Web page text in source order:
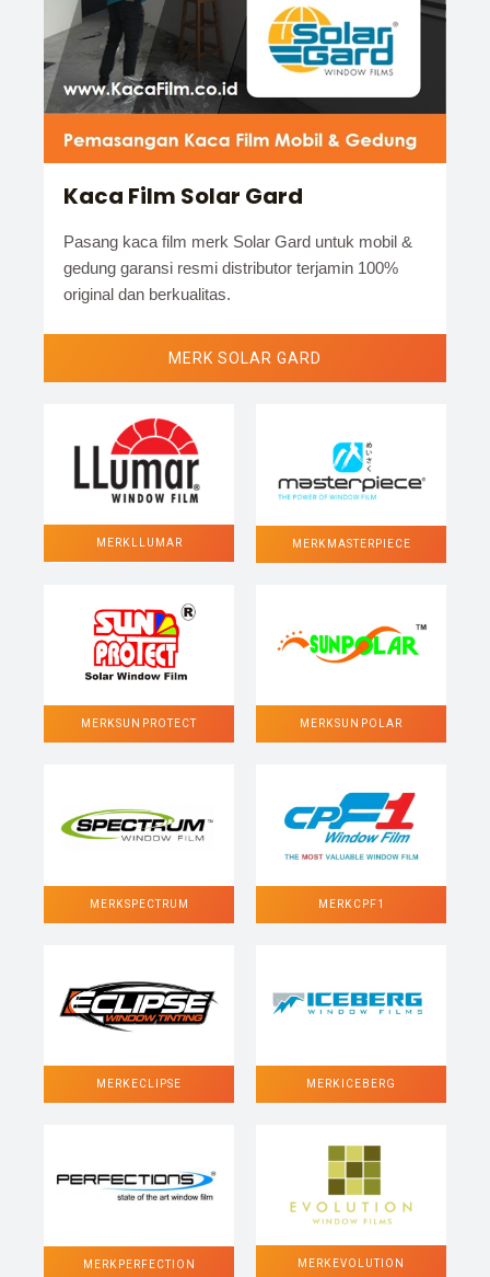
Kaca Film Solar Gard
Pasang kaca film merk Solar Gard untuk mobil &
gedung garansi resmi distributor terjamin 100%
original dan berkualitas.
MERK SOLAR GARD
MERK LLUMAR MERK MASTERPIECE
MERK SUN PROTECT MERK SUN POLAR
MERK SPECTRUM MERK CPF1
MERK ECLIPSE MERK ICEBERG
MERK PERFECTION MERK EVOLUTION